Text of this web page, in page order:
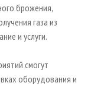
брожения,
газа из
и услуги.
смогут
оборудования и